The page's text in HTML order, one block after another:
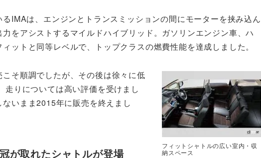
IMAは、エンジンとトランスミッションの間にモーターを挟み込ん
をアシストするマイルドハイブリッド。ガソリンエンジン車、ハ
ットと同等レベルで、トップクラスの燃費性能を達成しました。
フィットシャトルの広い室内・収
納スペース
そ順調でしたが、その後は徐々に低
走りについては高い評価を受けまし
いまま2015年に販売を終えまし
が取れたシャトルが登場